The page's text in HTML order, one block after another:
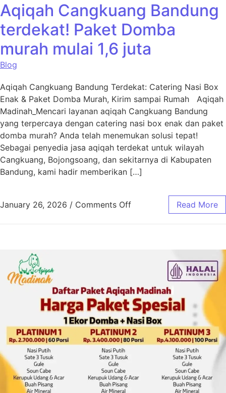
Aqiqah Cangkuang Bandung
terdekat! Paket Domba
murah mulai 1,6 juta
Blog
Aqiqah Cangkuang Bandung Terdekat: Catering Nasi Box
Enak & Paket Domba Murah, Kirim sampai Rumah Aqiqah
Madinah_Mencari layanan aqiqah Cangkuang Bandung
yang terpercaya dengan catering nasi box enak dan paket
domba murah? Anda telah menemukan solusi tepat!
Sebagai penyedia jasa aqiqah terdekat untuk wilayah
Cangkuang, Bojongsoang, dan sekitarnya di Kabupaten
Bandung, kami hadir memberikan […]
January 26, 2026 / Comments Off Read More